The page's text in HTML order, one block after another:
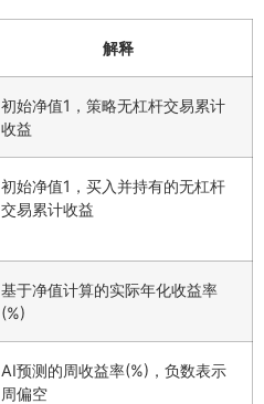
解释
初始净值1，策略无杠杆交易累计
收益
初始净值1，买入并持有的无杠杆
交易累计收益
基于净值计算的实际年化收益率
(%)
AI预测的周收益率(%)，负数表示
周偏空